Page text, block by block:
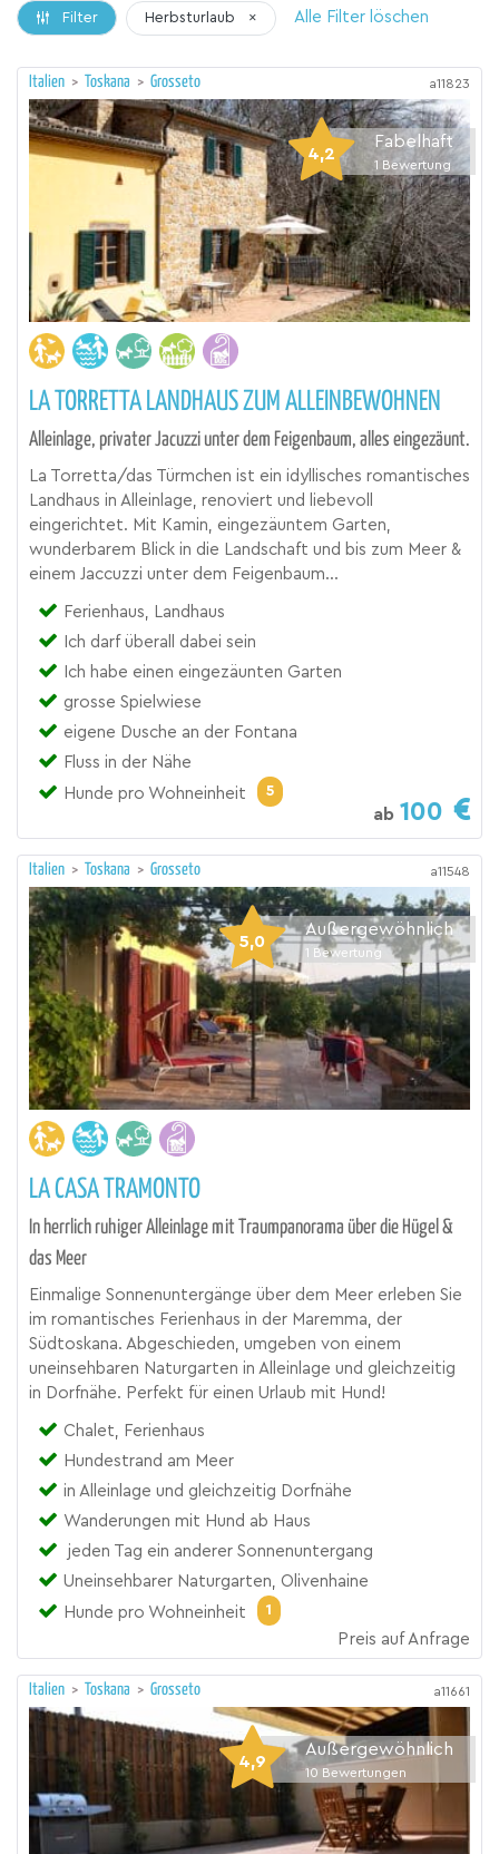
Filter Herbsturlaub × Alle Filter löschen
Italien > Toskana > Grosseto a11823
4,2
Fabelhaft
1 Bewertung
LA TORRETTA LANDHAUS ZUM ALLEINBEWOHNEN
Alleinlage, privater Jacuzzi unter dem Feigenbaum, alles eingezäunt.
La Torretta/das Türmchen ist ein idyllisches romantisches
Landhaus in Alleinlage, renoviert und liebevoll
eingerichtet. Mit Kamin, eingezäuntem Garten,
wunderbarem Blick in die Landschaft und bis zum Meer &
einem Jaccuzzi unter dem Feigenbaum...
Ferienhaus, Landhaus
Ich darf überall dabei sein
Ich habe einen eingezäunten Garten
grosse Spielwiese
eigene Dusche an der Fontana
Fluss in der Nähe
Hunde pro Wohneinheit
5
ab 100
Italien > Toskana > Grosseto a11548
5,0
Außergewöhnlich
1 Bewertung
LA CASA TRAMONTO
In herrlich ruhiger Alleinlage mit Traumpanorama über die Hügel &
das Meer
Einmalige Sonnenuntergänge über dem Meer erleben Sie
im romantisches Ferienhaus in der Maremma, der
Südtoskana. Abgeschieden, umgeben von einem
uneinsehbaren Naturgarten in Alleinlage und gleichzeitig
in Dorfnähe. Perfekt für einen Urlaub mit Hund!
Chalet, Ferienhaus
Hundestrand am Meer
in Alleinlage und gleichzeitig Dorfnähe
Wanderungen mit Hund ab Haus
jeden Tag ein anderer Sonnenuntergang
Uneinsehbarer Naturgarten, Olivenhaine
Hunde pro Wohneinheit
1
Preis auf Anfrage
Italien > Toskana > Grosseto a11661
4,9
Außergewöhnlich
10 Bewertungen